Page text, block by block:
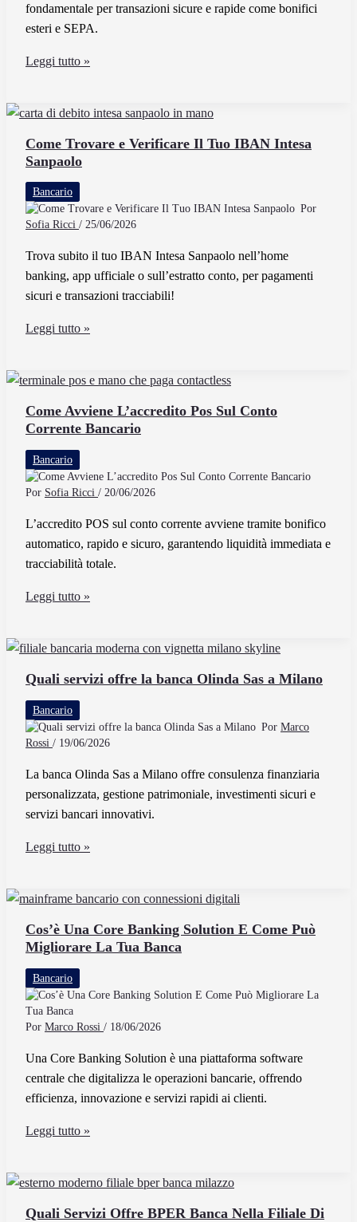
fondamentale per transazioni sicure e rapide come bonifici
esteri e SEPA.
Che
il
BIC
e
come
si
utilizza
transazioni
bancarie
Leggi tutto »
Come Trovare e Verificare Il Tuo IBAN Intesa
Sanpaolo
Bancario
Por
Sofia Ricci / 25/06/2026
Trova subito il tuo IBAN Intesa Sanpaolo nell’home
banking, app ufficiale o sull’estratto conto, per pagamenti
sicuri e transazioni tracciabili!
Come
Verificare
Il
Tuo
IBAN
Intesa
Sanpaolo
Leggi tutto »
Come Avviene L’accredito Pos Sul Conto
Corrente Bancario
Bancario
Por Sofia Ricci / 20/06/2026
L’accredito POS sul conto corrente avviene tramite bonifico
automatico, rapido e sicuro, garantendo liquidità immediata e
tracciabilità totale.
Come
Pos
Sul
Corrente
Bancario
Leggi tutto »
Quali servizi offre la banca Olinda Sas a Milano
Bancario
Por Marco
Rossi / 19/06/2026
La banca Olinda Sas a Milano offre consulenza finanziaria
personalizzata, gestione patrimoniale, investimenti sicuri e
servizi bancari innovativi.
Quali
la
banca
Olinda
Sas
a
Milano
Leggi tutto »
Cos’è Una Core Banking Solution E Come Può
Migliorare La Tua Banca
Bancario
Por Marco Rossi / 18/06/2026
Una Core Banking Solution è una piattaforma software
centrale che digitalizza le operazioni bancarie, offrendo
efficienza, innovazione e servizi rapidi ai clienti.
Cos’è
Banking
Solution
Leggi tutto »
Quali Servizi Offre BPER Banca Nella Filiale Di